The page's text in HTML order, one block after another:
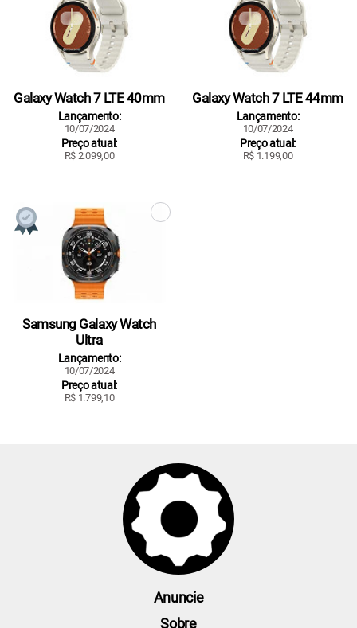
Galaxy Watch 7 LTE 40mm
Lançamento:
10/07/2024
Preço atual:
R$ 2.099,00
Galaxy Watch 7 LTE 44mm
Lançamento:
10/07/2024
Preço atual:
R$ 1.199,00
Samsung Galaxy Watch
Ultra
Lançamento:
10/07/2024
Preço atual:
R$ 1.799,10
Anuncie
Sobre